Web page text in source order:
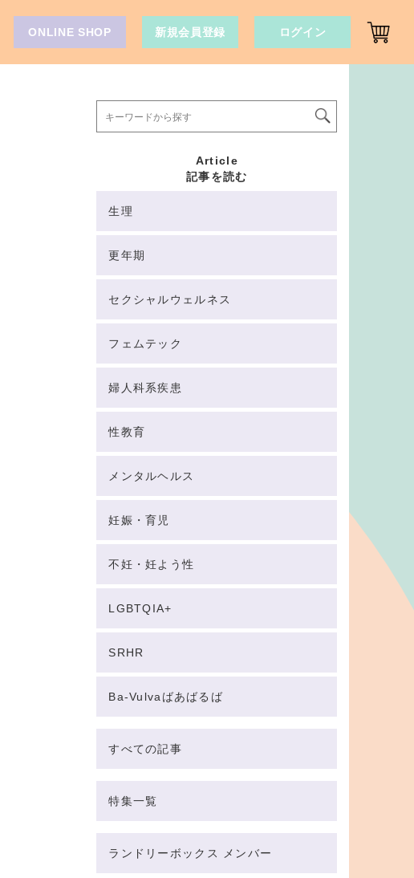
Article
記事を読む
生理
更年期
セクシャルウェルネス
フェムテック
婦人科系疾患
性教育
メンタルヘルス
妊娠・育児
不妊・妊よう性
LGBTQIA+
SRHR
Ba-Vulvaばあばるば
すべての記事
特集一覧
ランドリーボックス メンバー
ONLINE SHOP 新規会員登録 ログイン